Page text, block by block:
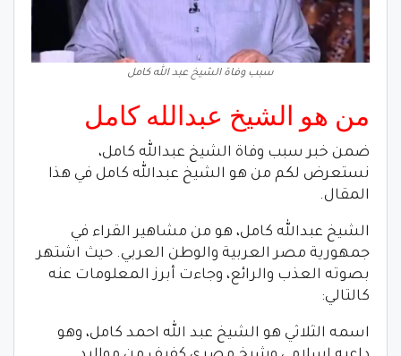
سبب وفاة الشيخ عبد الله كامل
من هو الشيخ عبدالله كامل
ضمن خبر سبب وفاة الشيخ عبدالله كامل،
نستعرض لكم من هو الشيخ عبدالله كامل في هذا
المقال.
الشيخ عبدالله كامل، هو من مشاهير القراء في
جمهورية مصر العربية والوطن العربي. حيث اشتهر
بصوته العذب والرائع، وجاءت أبرز المعلومات عنه
كالتالي:
اسمه الثلاثي هو الشيخ عبد الله احمد كامل، وهو